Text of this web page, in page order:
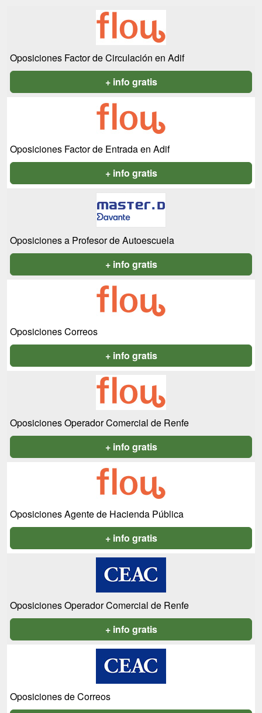
Oposiciones Factor de Circulación en Adif
+ info gratis
Oposiciones Factor de Entrada en Adif
+ info gratis
Oposiciones a Profesor de Autoescuela
+ info gratis
Oposiciones Correos
+ info gratis
Oposiciones Operador Comercial de Renfe
+ info gratis
Oposiciones Agente de Hacienda Pública
+ info gratis
Oposiciones Operador Comercial de Renfe
+ info gratis
Oposiciones de Correos